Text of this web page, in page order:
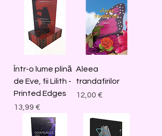
Într-o lume plină
de Eve, fii Lilith -
Printed Edges
Price
13,99 €
Aleea
trandafirilor
Price
12,00 €